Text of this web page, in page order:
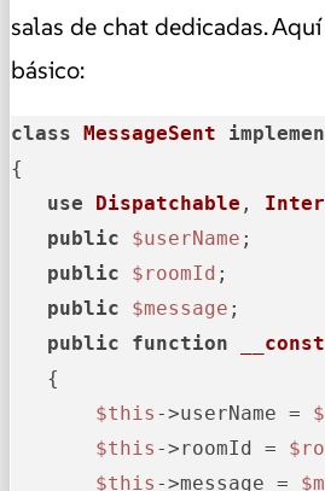
salas de chat dedicadas.
básico:
class MessageSent
{
use
Dispatchable ,
public
$userName ;
public
$roomId ;
public
$message ;
public
function
{
$this ->userName =
$this ->roomId =
$this ->message =